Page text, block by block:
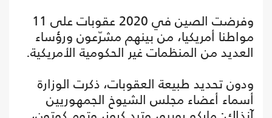
وفرضت الصين في 2020 عقوبات على 11
مواطنا أمريكيا، من بينهم مشرّعون ورؤساء
العديد من المنظمات غير الحكومية الأمريكية.
ودون تحديد طبيعة العقوبات، ذكرت الوزارة
أسماء أعضاء مجلس الشيوخ الجمهوريين